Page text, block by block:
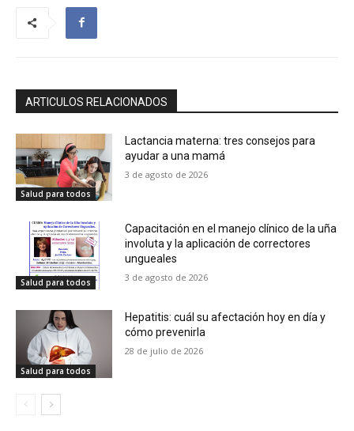
ARTICULOS RELACIONADOS
Salud para todos
Lactancia materna: tres consejos para
ayudar a una mamá
3 de agosto de 2026
Salud para todos
Capacitación en el manejo clínico de la uña
involuta y la aplicación de correctores
ungueales
3 de agosto de 2026
Salud para todos
Hepatitis: cuál su afectación hoy en día y
cómo prevenirla
28 de julio de 2026